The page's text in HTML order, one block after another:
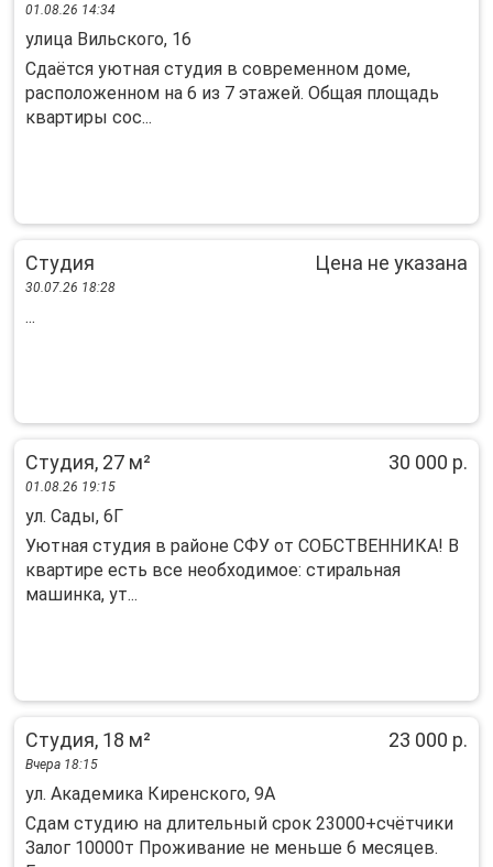
01.08.26 14:34
улица Вильского, 16
Сдаётся уютная студия в современном доме,
расположенном на 6 из 7 этажей. Общая площадь
квартиры сос...
Студия Цена не указана
30.07.26 18:28
...
Студия, 27 м² 30 000 р.
01.08.26 19:15
ул. Сады, 6Г
Уютная студия в районе СФУ от СОБСТВЕННИКА! В
квартире есть все необходимое: стиральная
машинка, ут...
Студия, 18 м² 23 000 р.
Вчера 18:15
ул. Академика Киренского, 9А
Сдам студию на длительный срок 23000+счётчики
Залог 10000т Проживание не меньше 6 месяцев.